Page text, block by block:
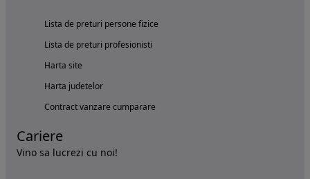
Lista de preturi persone fizice
Lista de preturi profesionisti
Harta site
Harta judetelor
Contract vanzare cumparare
Cariere
Vino sa lucrezi cu noi!